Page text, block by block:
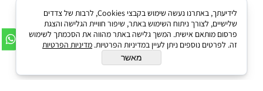
לידיעתך, באתרנו נעשה שימוש בקבצי Cookies, לרבות של צדדים
שלישיים, לצורך ניתוח השימוש באתר, שיפור חוויית הגלישה והצגת
פרסום מותאם אישית. המשך גלישה באתר מהווה את הסכמתך לשימוש
זה. לפרטים נוספים ניתן לעיין במדיניות הפרטיות. מדיניות הפרטיות
מאשר